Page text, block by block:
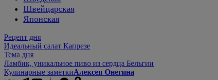
Швейцарская
Японская
Рецепт дня
Идеальный салат Капрезе
Тема дня
Ламбик, уникальное пиво из сердца Бельгии
Кулинарные заметкиАлексея Онегина